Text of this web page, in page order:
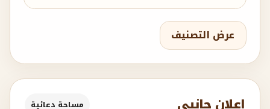
إعلان جانبي